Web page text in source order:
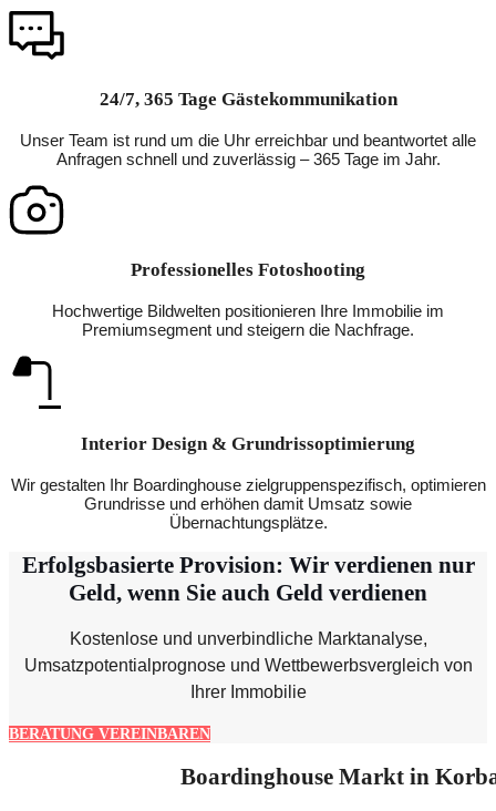
24/7, 365 Tage Gästekommunikation
Unser Team ist rund um die Uhr erreichbar und beantwortet alle
Anfragen schnell und zuverlässig – 365 Tage im Jahr.
Professionelles Fotoshooting
Hochwertige Bildwelten positionieren Ihre Immobilie im
Premiumsegment und steigern die Nachfrage.
Interior Design & Grundrissoptimierung
Wir gestalten Ihr Boardinghouse zielgruppenspezifisch, optimieren
Grundrisse und erhöhen damit Umsatz sowie
Übernachtungsplätze.
Erfolgsbasierte Provision: Wir verdienen nur
Geld, wenn Sie auch Geld verdienen
Kostenlose und unverbindliche Marktanalyse,
Umsatzpotentialprognose und Wettbewerbsvergleich von
Ihrer Immobilie
BERATUNG VEREINBAREN
Boardinghouse Markt in